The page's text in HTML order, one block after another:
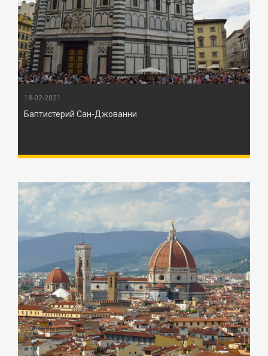
18-02-2021
Баптистерий Сан-Джованни